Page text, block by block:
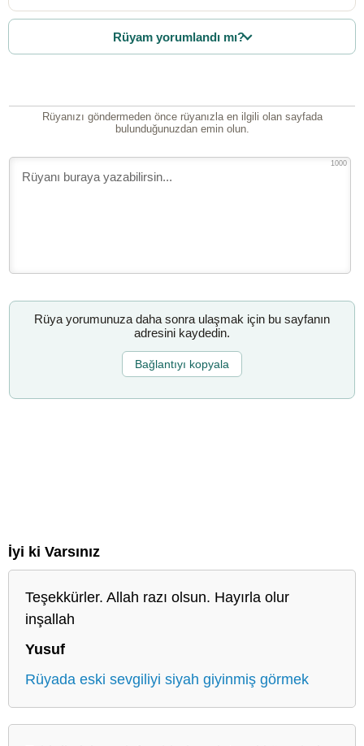
Rüyam yorumlandı mı?
Rüyanızı göndermeden önce rüyanızla en ilgili olan sayfada
bulunduğunuzdan emin olun.
1000
Rüya yorumunuza daha sonra ulaşmak için bu sayfanın
adresini kaydedin.
Bağlantıyı kopyala
İyi ki Varsınız
Teşekkürler. Allah razı olsun. Hayırla olur
inşallah
Yusuf
Rüyada eski sevgiliyi siyah giyinmiş görmek